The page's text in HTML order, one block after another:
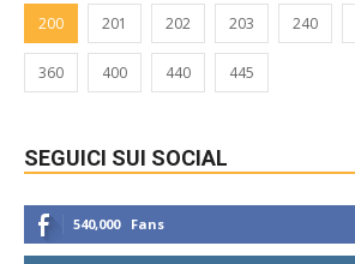
200 201 202 203 240
360 400 440 445
SEGUICI SUI SOCIAL
540,000 Fans